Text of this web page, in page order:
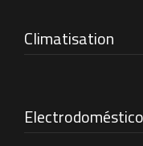
Climatisation